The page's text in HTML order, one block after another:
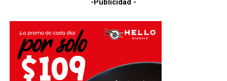
-Publicidad -